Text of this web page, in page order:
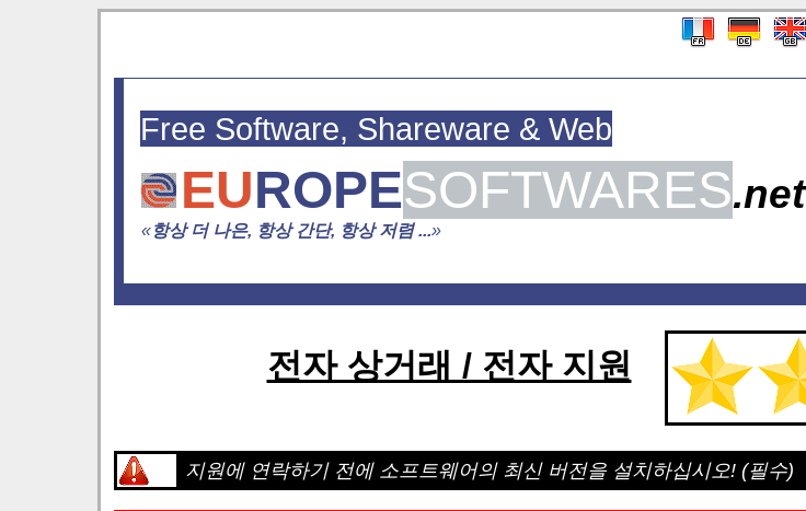
Free Software, Shareware & Web
EUROPESOFTWARES.net
«항상 더 나은, 항상 간단, 항상 저렴 ...»
전자 상거래 / 전자 지원
지원에 연락하기 전에 소프트웨어의 최신 버전을 설치하십시오! (필수)